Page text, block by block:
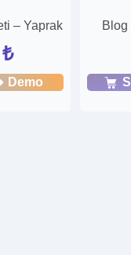
– Yaprak
Demo
Blog